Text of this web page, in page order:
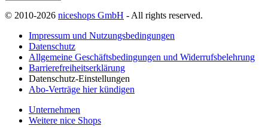
© 2010-2026 niceshops GmbH - All rights reserved.
Impressum und Nutzungsbedingungen
Datenschutz
Allgemeine Geschäftsbedingungen und Widerrufsbelehrung
Barrierefreiheitserklärung
Datenschutz-Einstellungen
Abo-Verträge hier kündigen
Unternehmen
Weitere nice Shops